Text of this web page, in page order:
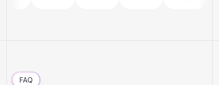
FAQ